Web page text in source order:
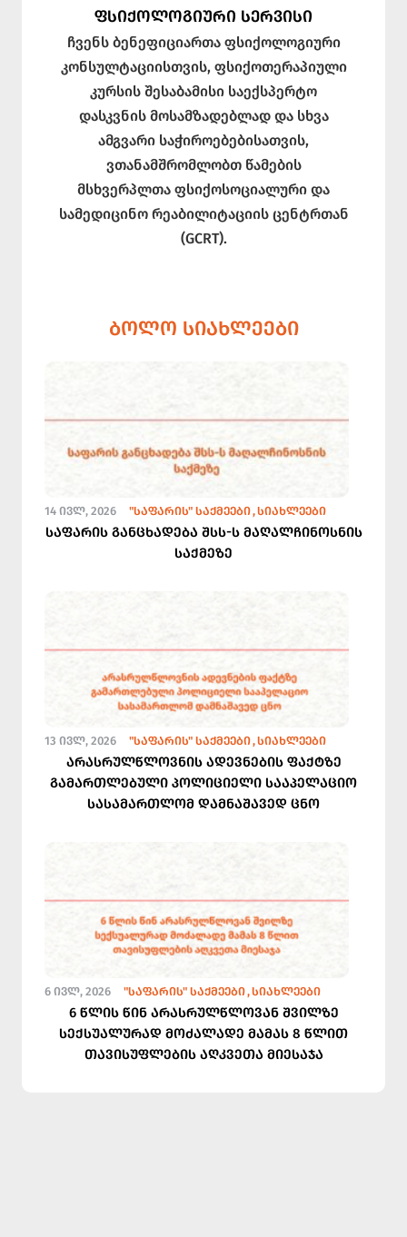
ᲤᲡᲘᲥᲝᲚᲝᲒᲘᲣᲠᲘ ᲡᲔᲠᲕᲘᲡᲘ
ჩვენს ბენეფიციართა ფსიქოლოგიური
კონსულტაციისთვის, ფსიქოთერაპიული
კურსის შესაბამისი საექსპერტო
დასკვნის მოსამზადებლად და სხვა
ამგვარი საჭიროებებისათვის,
ვთანამშრომლობთ წამების
მსხვერპლთა ფსიქოსოციალური და
სამედიცინო რეაბილიტაციის ცენტრთან
(GCRT).
ᲑᲝᲚᲝ ᲡᲘᲐᲮᲚᲔᲔᲑᲘ
14 ᲘᲕᲚ, 2026 "ᲡᲐᲤᲐᲠᲘᲡ" ᲡᲐᲥᲛᲔᲔᲑᲘ ᲡᲘᲐᲮᲚᲔᲔᲑᲘ
საფარის განცხადება შსს-ს მაღალჩინოსნის
საქმეზე
13 ᲘᲕᲚ, 2026 "ᲡᲐᲤᲐᲠᲘᲡ" ᲡᲐᲥᲛᲔᲔᲑᲘ ᲡᲘᲐᲮᲚᲔᲔᲑᲘ
არასრულწლოვნის ადევნების ფაქტზე
გამართლებული პოლიციელი სააპელაციო
სასამართლომ დამნაშავედ ცნო
6 ᲘᲕᲚ, 2026 "ᲡᲐᲤᲐᲠᲘᲡ" ᲡᲐᲥᲛᲔᲔᲑᲘ ᲡᲘᲐᲮᲚᲔᲔᲑᲘ
6 წლის წინ არასრულწლოვან შვილზე
სექსუალურად მოძალადე მამას 8 წლით
თავისუფლების აღკვეთა მიესაჯა